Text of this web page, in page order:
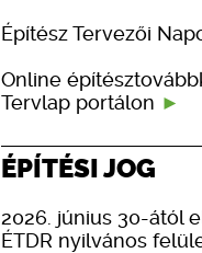
Építész Tervezői
Online
Tervlap portálon
ÉPÍTÉSI JOG
2026. június 30-ától
ÉTDR nyilvános